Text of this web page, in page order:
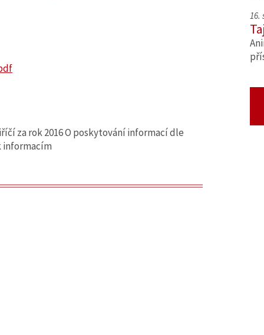
za rok 2016 O poskytování informací dle
informacím
16.